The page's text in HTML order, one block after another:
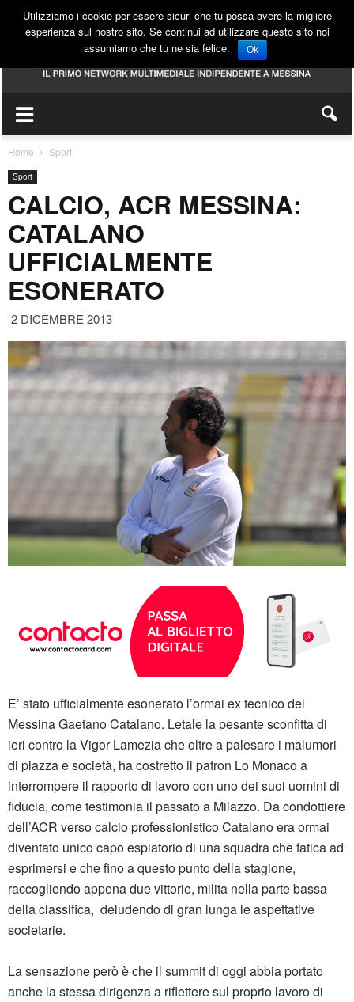
Home Sport
Sport
CALCIO, ACR MESSINA:
CATALANO
UFFICIALMENTE
ESONERATO
2 DICEMBRE 2013
E’ stato ufficialmente esonerato l’ormai ex tecnico del
Messina Gaetano Catalano. Letale la pesante sconfitta di
ieri contro la Vigor Lamezia che oltre a palesare i malumori
di piazza e società, ha costretto il patron Lo Monaco a
interrompere il rapporto di lavoro con uno dei suoi uomini di
fiducia, come testimonia il passato a Milazzo. Da condottiere
dell’ACR verso calcio professionistico Catalano era ormai
diventato unico capo espiatorio di una squadra che fatica ad
esprimersi e che fino a questo punto della stagione,
raccogliendo appena due vittorie, milita nella parte bassa
della classifica, deludendo di gran lunga le aspettative
societarie.
La sensazione però è che il summit di oggi abbia portato
anche la stessa dirigenza a riflettere sul proprio lavoro di
Utilizziamo i cookie per essere sicuri che tu possa avere la migliore
esperienza sul nostro sito. Se continui ad utilizzare questo sito noi
assumiamo che tu ne sia felice.
Ok